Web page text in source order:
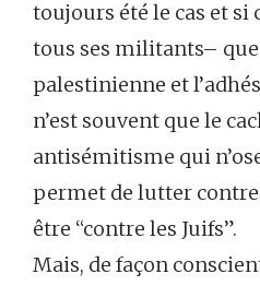
toujours été le cas et si
tous ses militants–
palestinienne et
n’est souvent que le
antisémitisme qui
permet de lutter
être “contre les Juifs”.
Mais, de façon